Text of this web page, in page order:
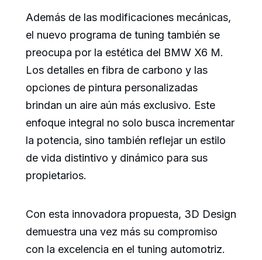
Además de las modificaciones mecánicas,
el nuevo programa de tuning también se
preocupa por la estética del BMW X6 M.
Los detalles en fibra de carbono y las
opciones de pintura personalizadas
brindan un aire aún más exclusivo. Este
enfoque integral no solo busca incrementar
la potencia, sino también reflejar un estilo
de vida distintivo y dinámico para sus
propietarios.
Con esta innovadora propuesta, 3D Design
demuestra una vez más su compromiso
con la excelencia en el tuning automotriz.